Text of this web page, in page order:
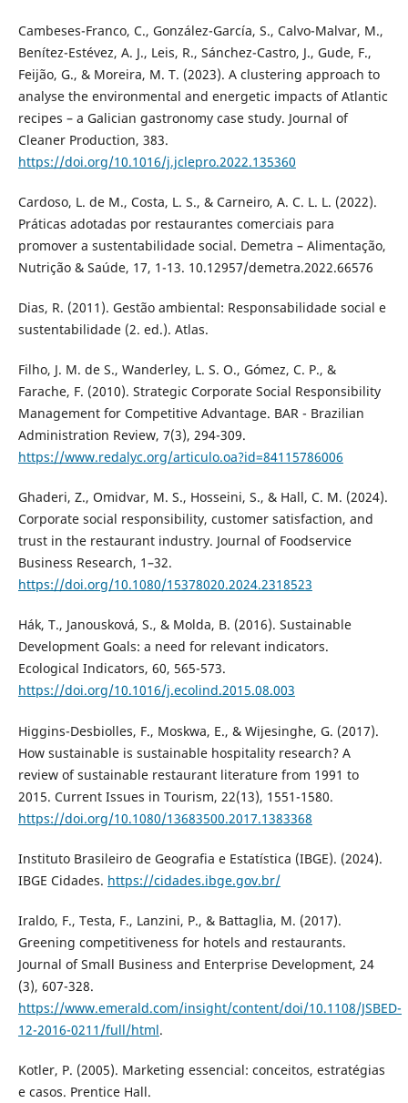
Cambeses-Franco, C., González-García, S., Calvo-Malvar, M.,
Benítez-Estévez, A. J., Leis, R., Sánchez-Castro, J., Gude, F.,
Feijão, G., & Moreira, M. T. (2023). A clustering approach to
analyse the environmental and energetic impacts of Atlantic
recipes – a Galician gastronomy case study. Journal of
Cleaner Production, 383.
https://doi.org/10.1016/j.jclepro.2022.135360
Cardoso, L. de M., Costa, L. S., & Carneiro, A. C. L. L. (2022).
Práticas adotadas por restaurantes comerciais para
promover a sustentabilidade social. Demetra – Alimentação,
Nutrição & Saúde, 17, 1-13. 10.12957/demetra.2022.66576
Dias, R. (2011). Gestão ambiental: Responsabilidade social e
sustentabilidade (2. ed.). Atlas.
Filho, J. M. de S., Wanderley, L. S. O., Gómez, C. P., &
Farache, F. (2010). Strategic Corporate Social Responsibility
Management for Competitive Advantage. BAR - Brazilian
Administration Review, 7(3), 294-309.
https://www.redalyc.org/articulo.oa?id=84115786006
Ghaderi, Z., Omidvar, M. S., Hosseini, S., & Hall, C. M. (2024).
Corporate social responsibility, customer satisfaction, and
trust in the restaurant industry. Journal of Foodservice
Business Research, 1–32.
https://doi.org/10.1080/15378020.2024.2318523
Hák, T., Janousková, S., & Molda, B. (2016). Sustainable
Development Goals: a need for relevant indicators.
Ecological Indicators, 60, 565-573.
https://doi.org/10.1016/j.ecolind.2015.08.003
Higgins-Desbiolles, F., Moskwa, E., & Wijesinghe, G. (2017).
How sustainable is sustainable hospitality research? A
review of sustainable restaurant literature from 1991 to
2015. Current Issues in Tourism, 22(13), 1551-1580.
https://doi.org/10.1080/13683500.2017.1383368
Instituto Brasileiro de Geografia e Estatística (IBGE). (2024).
IBGE Cidades. https://cidades.ibge.gov.br/
Iraldo, F., Testa, F., Lanzini, P., & Battaglia, M. (2017).
Greening competitiveness for hotels and restaurants.
Journal of Small Business and Enterprise Development, 24
(3), 607-328.
https://www.emerald.com/insight/content/doi/10.1108/JSBED-
12-2016-0211/full/html.
Kotler, P. (2005). Marketing essencial: conceitos, estratégias
e casos. Prentice Hall.